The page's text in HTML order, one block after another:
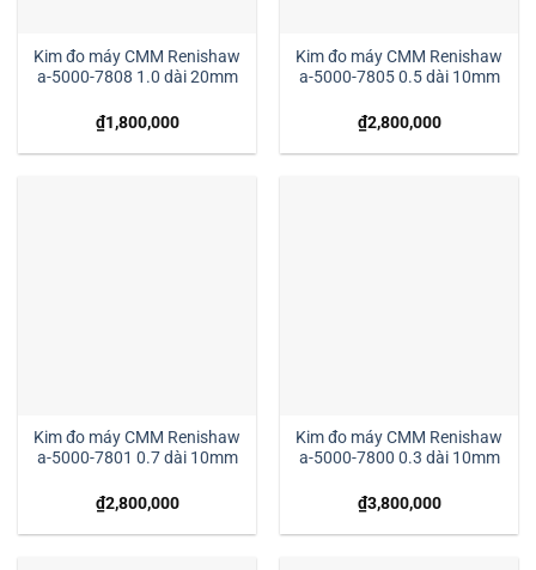
Kim đo máy CMM Renishaw
a-5000-7808 1.0 dài 20mm
₫1,800,000
Kim đo máy CMM Renishaw
a-5000-7805 0.5 dài 10mm
₫2,800,000
Kim đo máy CMM Renishaw
a-5000-7801 0.7 dài 10mm
₫2,800,000
Kim đo máy CMM Renishaw
a-5000-7800 0.3 dài 10mm
₫3,800,000